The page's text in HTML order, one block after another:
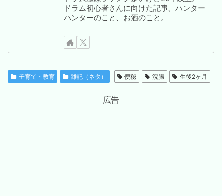
ドラム初心者さんに向けた記事、ハンター
ハンターのこと、お酒のこと。
子育て・教育 雑記（ネタ） 便秘 浣腸 生後2ヶ月
広告